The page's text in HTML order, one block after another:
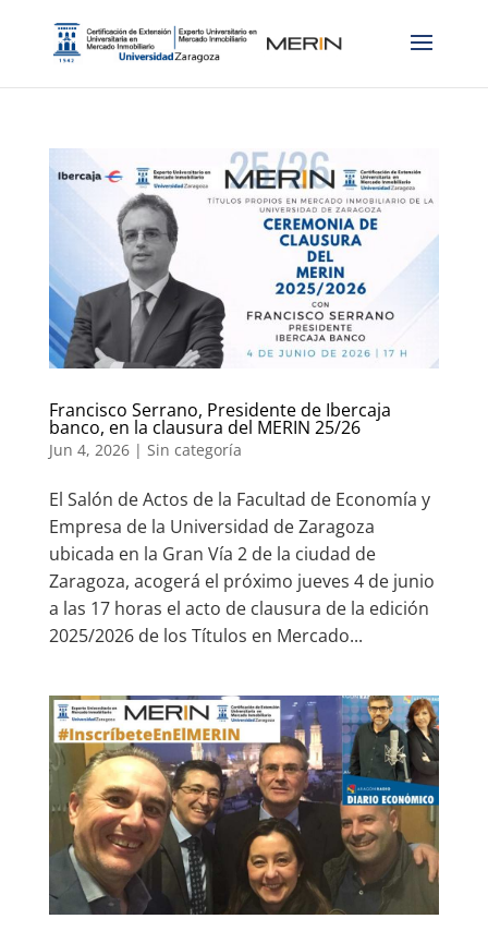
Francisco Serrano, Presidente de Ibercaja
banco, en la clausura del MERIN 25/26
Jun 4, 2026| Sin categoría
El Salón de Actos de la Facultad de Economía y
Empresa de la Universidad de Zaragoza
ubicada en la Gran Vía 2 de la ciudad de
Zaragoza, acogerá el próximo jueves 4 de junio
a las 17 horas el acto de clausura de la edición
2025/2026 de los Títulos en Mercado...